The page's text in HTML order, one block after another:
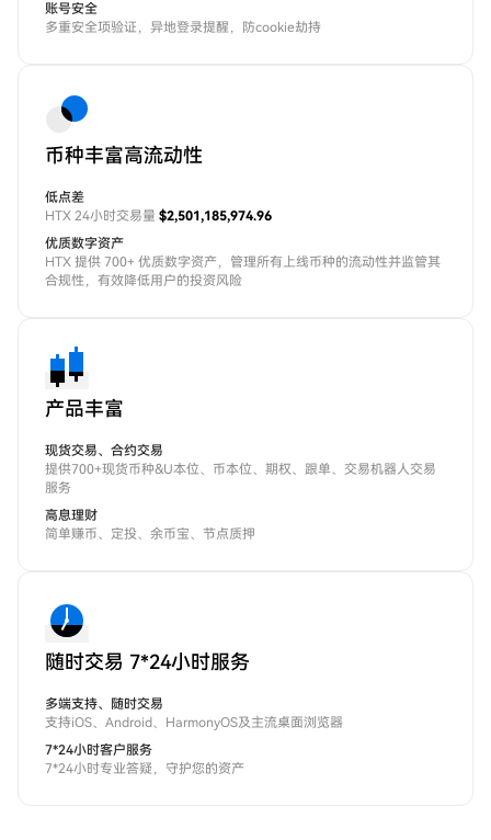
账号安全
多重安全项验证，异地登录提醒，防cookie劫持
币种丰富高流动性
低点差
HTX 24小时交易量 $2,501,185,974.96
优质数字资产
HTX 提供 700+ 优质数字资产，管理所有上线币种的流动性并监管其
合规性，有效降低用户的投资风险
产品丰富
现货交易、合约交易
提供700+现货币种&U本位、币本位、期权、跟单、交易机器人交易
服务
高息理财
简单赚币、定投、余币宝、节点质押
随时交易 7*24小时服务
多端支持、随时交易
支持iOS、Android、HarmonyOS及主流桌面浏览器
7*24小时客户服务
7*24小时专业答疑，守护您的资产